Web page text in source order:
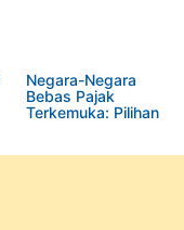
Negara-Negara
Bebas Pajak
Terkemuka: Pilihan
Pengusaha